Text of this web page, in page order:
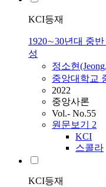
KCI등재
1920∼30년대 중
성
정소현
중앙대학교
2022
중앙사론
Vol.- No.55
원문보기 2
KCI
스콜라
KCI등재